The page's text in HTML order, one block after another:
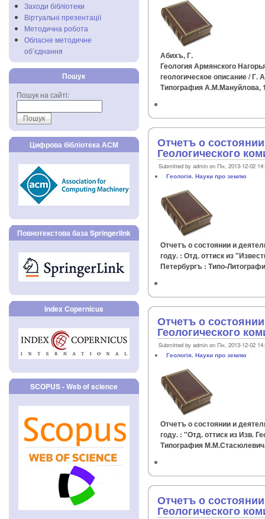
Заходи бібліотеки
Віртуальні презентації
Методична робота
Обласне методичне
об’єднання
Пошук
Пошук на сайті:
Цифрова бібліотека АСМ
Повнотекстова база Springerlink
Index Copernicus
SCOPUS - Web of science
Абихъ, Г.
Геология Армянского
геологическое описание / Г.
Типография А.М.Мануйлова,
Отчетъ о
Геологического
Submitted by admin on Пн, 2013-12-02
Геологія. Науки про землю
Отчетъ о состоянии и
году. : Отд. оттиск из
Петербургъ : Типо-
Отчетъ о
Геологического
Submitted by admin on Пн, 2013-12-02
Геологія. Науки про землю
Отчетъ о состоянии и
году. : "Отд. оттиск из Изв.
Типография
Отчетъ о
Геологического